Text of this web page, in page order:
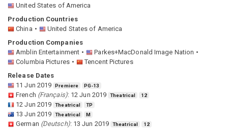
United States of America
Production Countries
China
United States of America
Production Companies
Amblin Entertainment
Parkes+MacDonald Image Nation
Columbia Pictures
Tencent Pictures
Release Dates
11 Jun 2019
Premiere PG-13
French (Français): 12 Jun 2019 Theatrical 12
12 Jun 2019 Theatrical TP
13 Jun 2019 Theatrical M
German (Deutsch): 13 Jun 2019 Theatrical 12